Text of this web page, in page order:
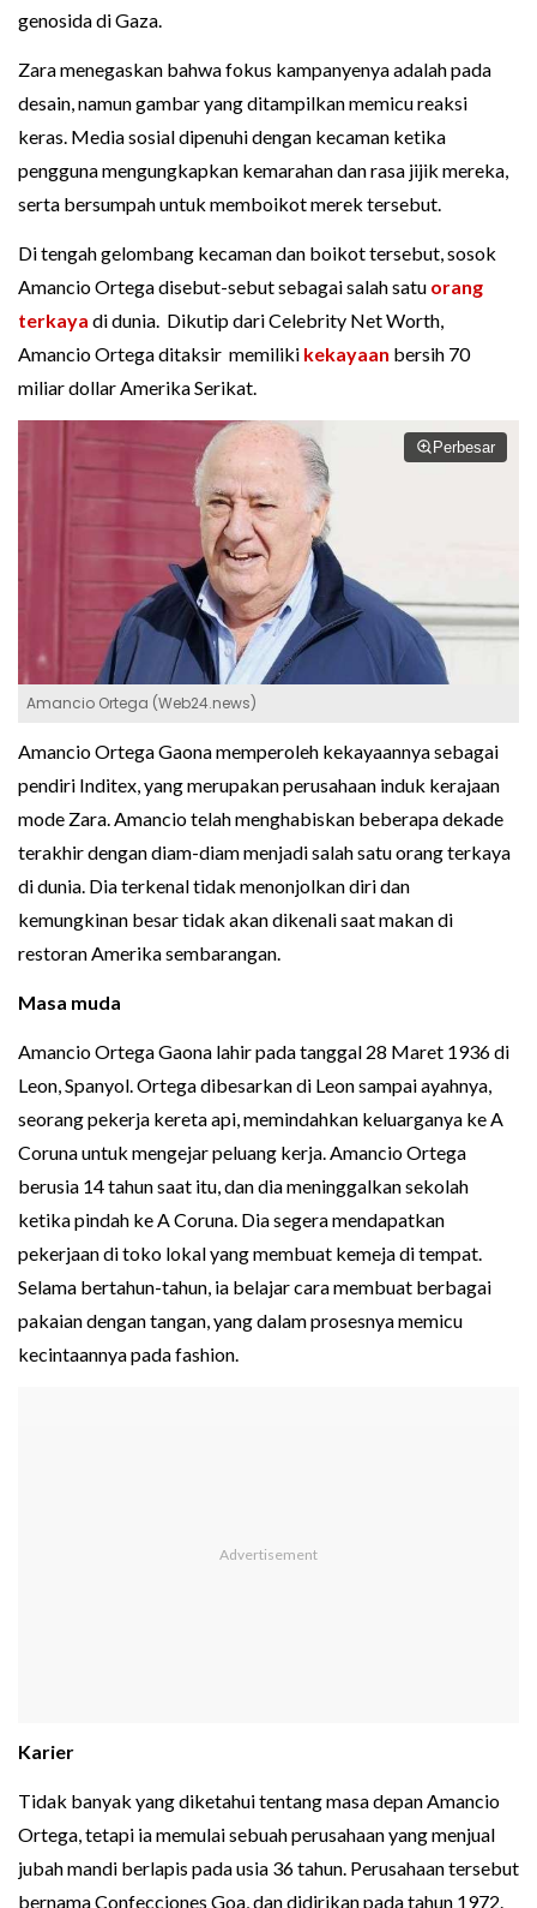
genosida di Gaza.
Zara menegaskan bahwa fokus kampanyenya adalah pada
desain, namun gambar yang ditampilkan memicu reaksi
keras. Media sosial dipenuhi dengan kecaman ketika
pengguna mengungkapkan kemarahan dan rasa jijik mereka,
serta bersumpah untuk memboikot merek tersebut.
Di tengah gelombang kecaman dan boikot tersebut, sosok
Amancio Ortega disebut-sebut sebagai salah satu orang
terkaya di dunia. Dikutip dari Celebrity Net Worth,
Amancio Ortega ditaksir memiliki kekayaan bersih 70
miliar dollar Amerika Serikat.
Perbesar
Amancio Ortega (Web24.news)
Amancio Ortega Gaona memperoleh kekayaannya sebagai
pendiri Inditex, yang merupakan perusahaan induk kerajaan
mode Zara. Amancio telah menghabiskan beberapa dekade
terakhir dengan diam-diam menjadi salah satu orang terkaya
di dunia. Dia terkenal tidak menonjolkan diri dan
kemungkinan besar tidak akan dikenali saat makan di
restoran Amerika sembarangan.
Masa muda
Amancio Ortega Gaona lahir pada tanggal 28 Maret 1936 di
Leon, Spanyol. Ortega dibesarkan di Leon sampai ayahnya,
seorang pekerja kereta api, memindahkan keluarganya ke A
Coruna untuk mengejar peluang kerja. Amancio Ortega
berusia 14 tahun saat itu, dan dia meninggalkan sekolah
ketika pindah ke A Coruna. Dia segera mendapatkan
pekerjaan di toko lokal yang membuat kemeja di tempat.
Selama bertahun-tahun, ia belajar cara membuat berbagai
pakaian dengan tangan, yang dalam prosesnya memicu
kecintaannya pada fashion.
Karier
Tidak banyak yang diketahui tentang masa depan Amancio
Ortega, tetapi ia memulai sebuah perusahaan yang menjual
jubah mandi berlapis pada usia 36 tahun. Perusahaan tersebut
bernama Confecciones Goa, dan didirikan pada tahun 1972.